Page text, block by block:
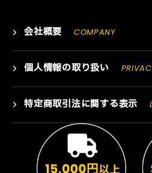
会社概要 COMPANY
個人情報の取り扱い
特定商取引法に関する表示